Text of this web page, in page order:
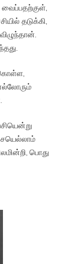
வைப்பதற்குள்,
தடுக்கி,
கொள்ள,
பொது